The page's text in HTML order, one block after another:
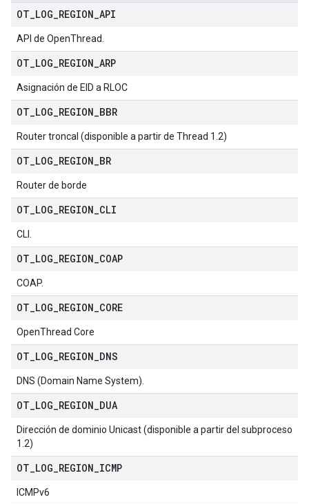
OT LOG REGION API
API de OpenThread.
OT LOG REGION ARP
Asignación de EID a RLOC
OT LOG REGION BBR
Router troncal (disponible a partir de Thread 1.2)
OT LOG REGION BR
Router de borde
OT LOG REGION CLI
CLI.
OT LOG REGION COAP
COAP.
OT LOG REGION CORE
OpenThread Core
OT LOG REGION DNS
DNS (Domain Name System).
OT LOG REGION DUA
Dirección de dominio Unicast (disponible a partir del subproceso
1.2)
OT LOG REGION ICMP
ICMPv6